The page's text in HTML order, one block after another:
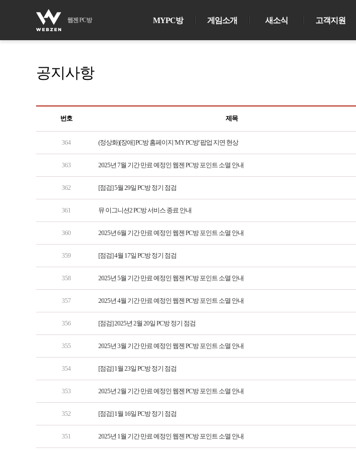
웹젠 PC방 MYPC방 게임소개 새소식 고객지원
공지사항
번호 제목
364 (정상화)[장애] PC방 홈페이지 'MY PC방' 팝업 지연 현상
363 2025년 7월 기간 만료 예정인 웹젠 PC방 포인트 소멸 안내
362 [점검] 5월 29일 PC방 정기 점검
361 뮤 이그니션2 PC방 서비스 종료 안내
360 2025년 6월 기간 만료 예정인 웹젠 PC방 포인트 소멸 안내
359 [점검] 4월 17일 PC방 정기 점검
358 2025년 5월 기간 만료 예정인 웹젠 PC방 포인트 소멸 안내
357 2025년 4월 기간 만료 예정인 웹젠 PC방 포인트 소멸 안내
356 [점검] 2025년 2월 20일 PC방 정기 점검
355 2025년 3월 기간 만료 예정인 웹젠 PC방 포인트 소멸 안내
354 [점검] 1월 23일 PC방 정기 점검
353 2025년 2월 기간 만료 예정인 웹젠 PC방 포인트 소멸 안내
352 [점검] 1월 16일 PC방 정기 점검
351 2025년 1월 기간 만료 예정인 웹젠 PC방 포인트 소멸 안내